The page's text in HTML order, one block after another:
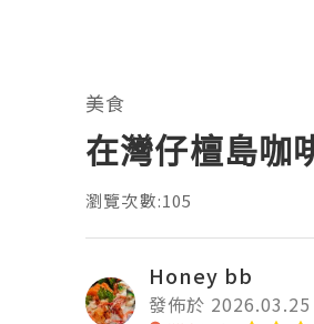
美食
在灣仔檀島咖
瀏覽次數:105
Honey bb
發佈於 2026.03.25